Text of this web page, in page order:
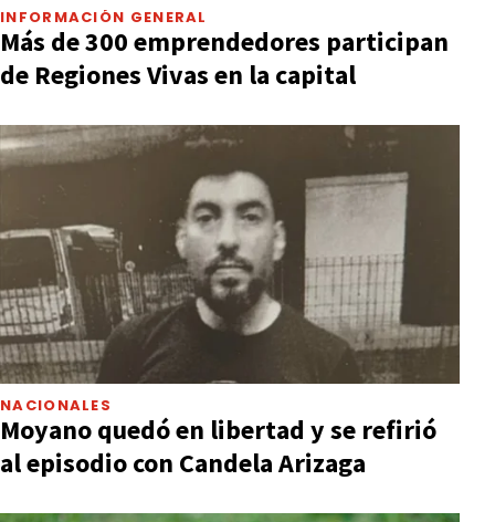
INFORMACIÓN GENERAL
Más de 300 emprendedores participan
de Regiones Vivas en la capital
NACIONALES
Moyano quedó en libertad y se refirió
al episodio con Candela Arizaga